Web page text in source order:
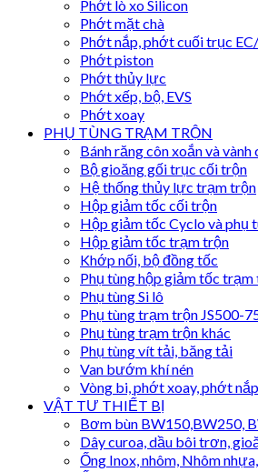
Phớt lò xo Silicon
Phớt mặt chà
Phớt nắp, phớt cuối trục
Phớt piston
Phớt thủy lực
Phớt xếp, bộ, EVS
Phớt xoay
PHỤ TÙNG TRẠM TRỘN
Bánh răng côn xoắn và vành
Bộ gioăng gối trục cối trộn
Hệ thống thủy lực trạm trộn
Hộp giảm tốc cối trộn
Hộp giảm tốc Cyclo và phụ
Hộp giảm tốc trạm trộn
Khớp nối, bộ đồng tốc
Phụ tùng hộp giảm tốc trạm
Phụ tùng Si lô
Phụ tùng trạm trộn JS500-
Phụ tùng trạm trộn khác
Phụ tùng vít tải, băng tải
Van bướm khí nén
Vòng bi, phớt xoay, phớt nắp
VẬT TƯ THIẾT BỊ
Bơm bùn BW150,BW250,
Dây curoa, dầu bôi trơn,
Ống Inox, nhôm, Nhôm